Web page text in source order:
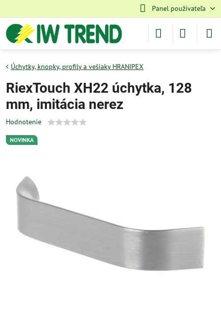
Panel používateľa
NOVINKA
Úchytky, knopky, profily a vešiaky HRANIPEX
RiexTouch XH22 úchytka, 128
mm, imitácia nerez
Hodnotenie